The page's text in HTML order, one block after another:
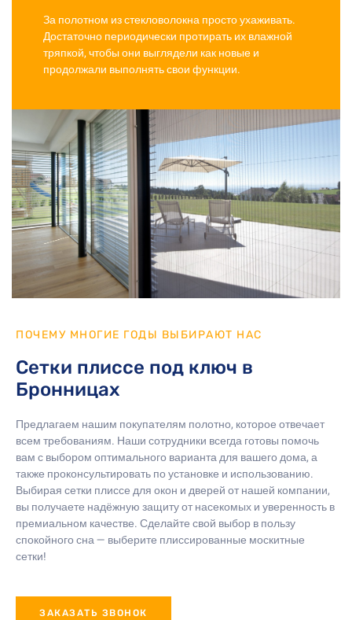
ПОЧЕМУ МНОГИЕ ГОДЫ ВЫБИРАЮТ НАС
Сетки плиссе под ключ в
Бронницах
Предлагаем нашим покупателям полотно, которое отвечает
всем требованиям. Наши сотрудники всегда готовы помочь
вам с выбором оптимального варианта для вашего дома, а
также проконсультировать по установке и использованию.
Выбирая сетки плиссе для окон и дверей от нашей компании,
вы получаете надёжную защиту от насекомых и уверенность в
премиальном качестве. Сделайте свой выбор в пользу
спокойного сна — выберите плиссированные москитные
сетки!
ЗАКАЗАТЬ ЗВОНОК
За полотном из стекловолокна просто ухаживать.
Достаточно периодически протирать их влажной
тряпкой, чтобы они выглядели как новые и
продолжали выполнять свои функции.